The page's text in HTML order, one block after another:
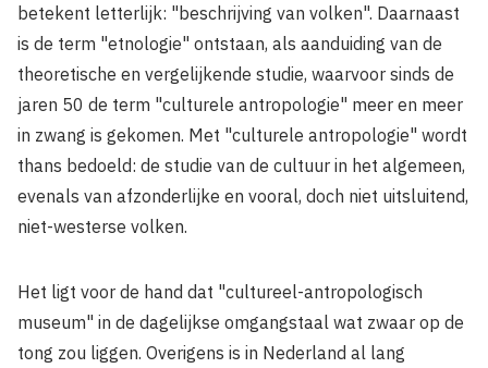
betekent letterlijk: "beschrijving van volken". Daarnaast
is de term "etnologie" ontstaan, als aanduiding van de
theoretische en vergelijkende studie, waarvoor sinds de
jaren 50 de term "culturele antropologie" meer en meer
in zwang is gekomen. Met "culturele antropologie" wordt
thans bedoeld: de studie van de cultuur in het algemeen,
evenals van afzonderlijke en vooral, doch niet uitsluitend,
niet-westerse volken.
Het ligt voor de hand dat "cultureel-antropologisch
museum" in de dagelijkse omgangstaal wat zwaar op de
tong zou liggen. Overigens is in Nederland al lang